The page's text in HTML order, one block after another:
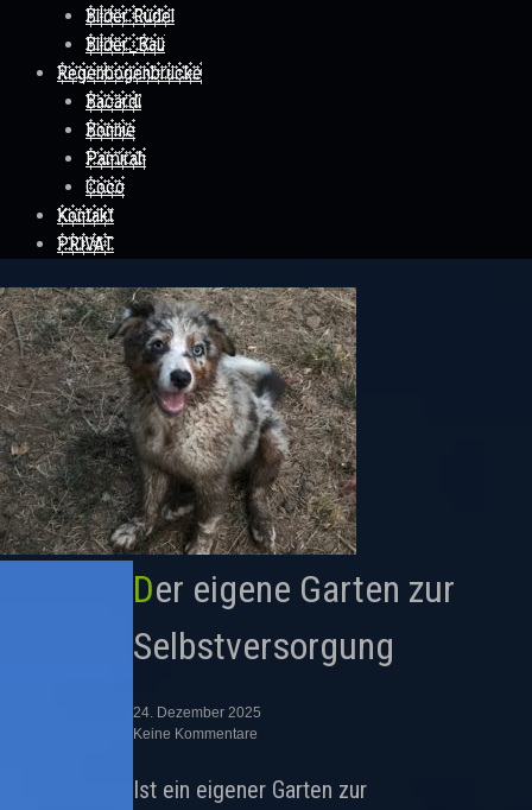
Bilder Rudel
Bilder_Bau
Regenbogenbrücke
Bacardi
Bonnie
Pamirah
Coco
Kontakt
PRIVAT
Der eigene Garten zur
Selbstversorgung
24. Dezember 2025
Keine Kommentare
Ist ein eigener Garten zur